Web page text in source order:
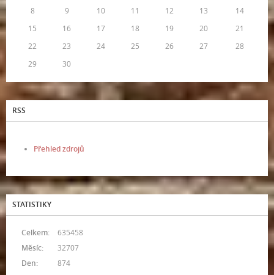
8
9 10 11 12 13
14
15
16 17 18 19 20
21
22
23 24 25 26 27
28
29
30
RSS
Přehled zdrojů
STATISTIKY
Celkem:
635458
Měsíc:
32707
Den:
874